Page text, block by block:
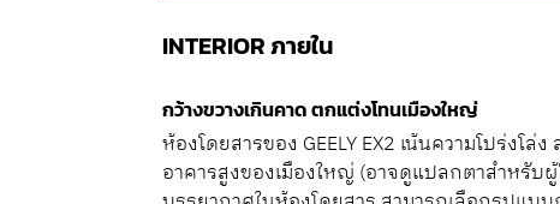
INTERIORภายใน
กว้างขวางเกินคาด ตกแต่งโทนเมืองใหญ่
ห้องโดยสารของ GEELY EX2 เน้นความโปร่ง
อาคารสูงของเมืองใหญ่ (อาจดูแปลกตาสำหรับ